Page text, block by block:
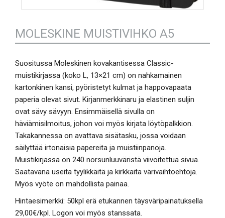
MOLESKINE MUISTIVIHKO A5
Suositussa Moleskinen kovakantisessa Classic-
muistikirjassa (koko L, 13×21 cm) on nahkamainen
kartonkinen kansi, pyöristetyt kulmat ja happovapaata
paperia olevat sivut. Kirjanmerkkinaru ja elastinen suljin
ovat sävy sävyyn. Ensimmäisellä sivulla on
häviämisilmoitus, johon voi myös kirjata löytöpalkkion.
Takakannessa on avattava sisätasku, jossa voidaan
säilyttää irtonaisia papereita ja muistiinpanoja.
Muistikirjassa on 240 norsunluuväristä viivoitettua sivua.
Saatavana useita tyylikkäitä ja kirkkaita värivaihtoehtoja.
Myös vyöte on mahdollista painaa.
Hintaesimerkki: 50kpl erä etukannen täysväripainatuksella
29,00€/kpl. Logon voi myös stanssata.